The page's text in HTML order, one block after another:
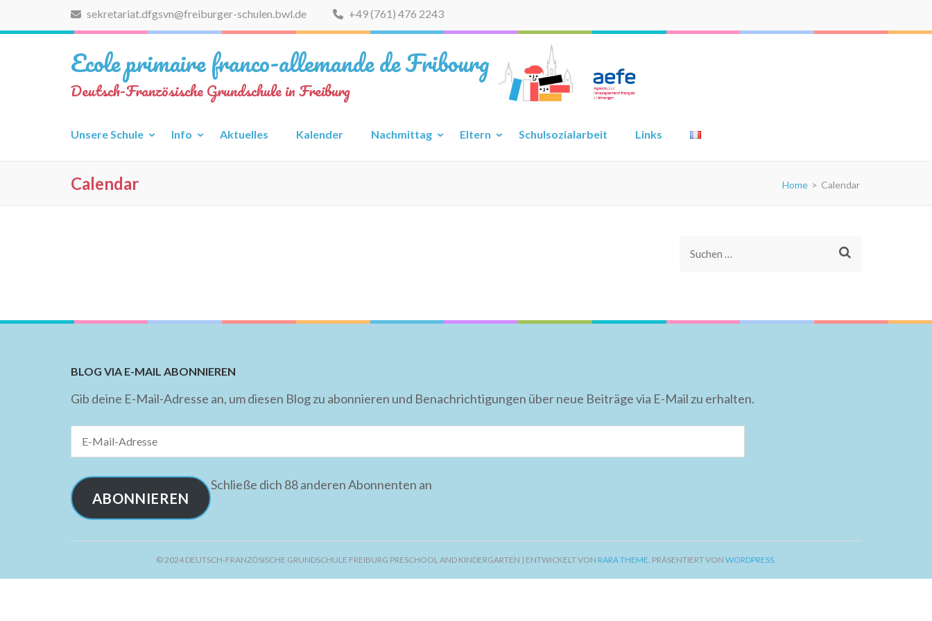
(Eingabetaste
sekretariat.dfgsvn@freiburger-schulen.bwl.de +49 (761) 476 2243
Ecole primaire franco-allemande de Fribourg
Deutsch-Französische Grundschule in Freiburg
Unsere Schule Info Aktuelles Kalender Nachmittag Eltern Schulsozialarbeit Links
Calendar Home > Calendar
Suchen
BLOG VIA E-MAIL ABONNIEREN
Gib deine E-Mail-Adresse an, um diesen Blog zu abonnieren und Benachrichtigungen über neue Beiträge via E-Mail zu erhalten.
Mail-
ABONNIEREN
Schließe dich 88 anderen Abonnenten an
© 2024 DEUTSCH-FRANZÖSISCHE GRUNDSCHULE FREIBURG PRESCHOOL AND KINDERGARTEN | ENTWICKELT VON RARA THEME. PRÄSENTIERT VON WORDPRESS.